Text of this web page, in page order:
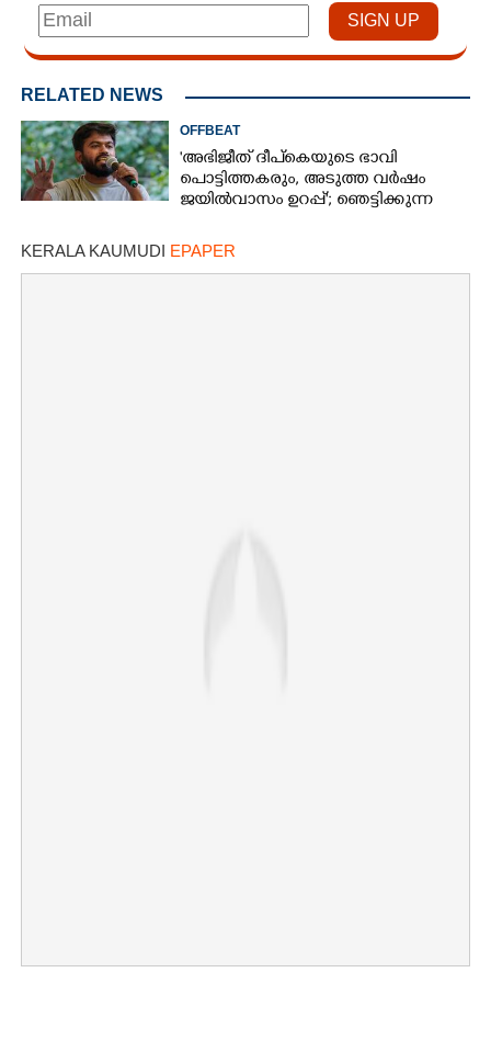
RELATED NEWS
OFFBEAT
'അഭിജീത് ദീപ്‌കെയുടെ ഭാവി
പൊട്ടിത്തകരും, അടുത്ത വർഷം
ജയിൽവാസം ഉറപ്പ്'; ഞെട്ടിക്കുന്ന
KERALA KAUMUDI EPAPER